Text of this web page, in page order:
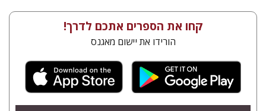
קחו את הספרים אתכם לדרך!
הורידו את יישום מאגנס